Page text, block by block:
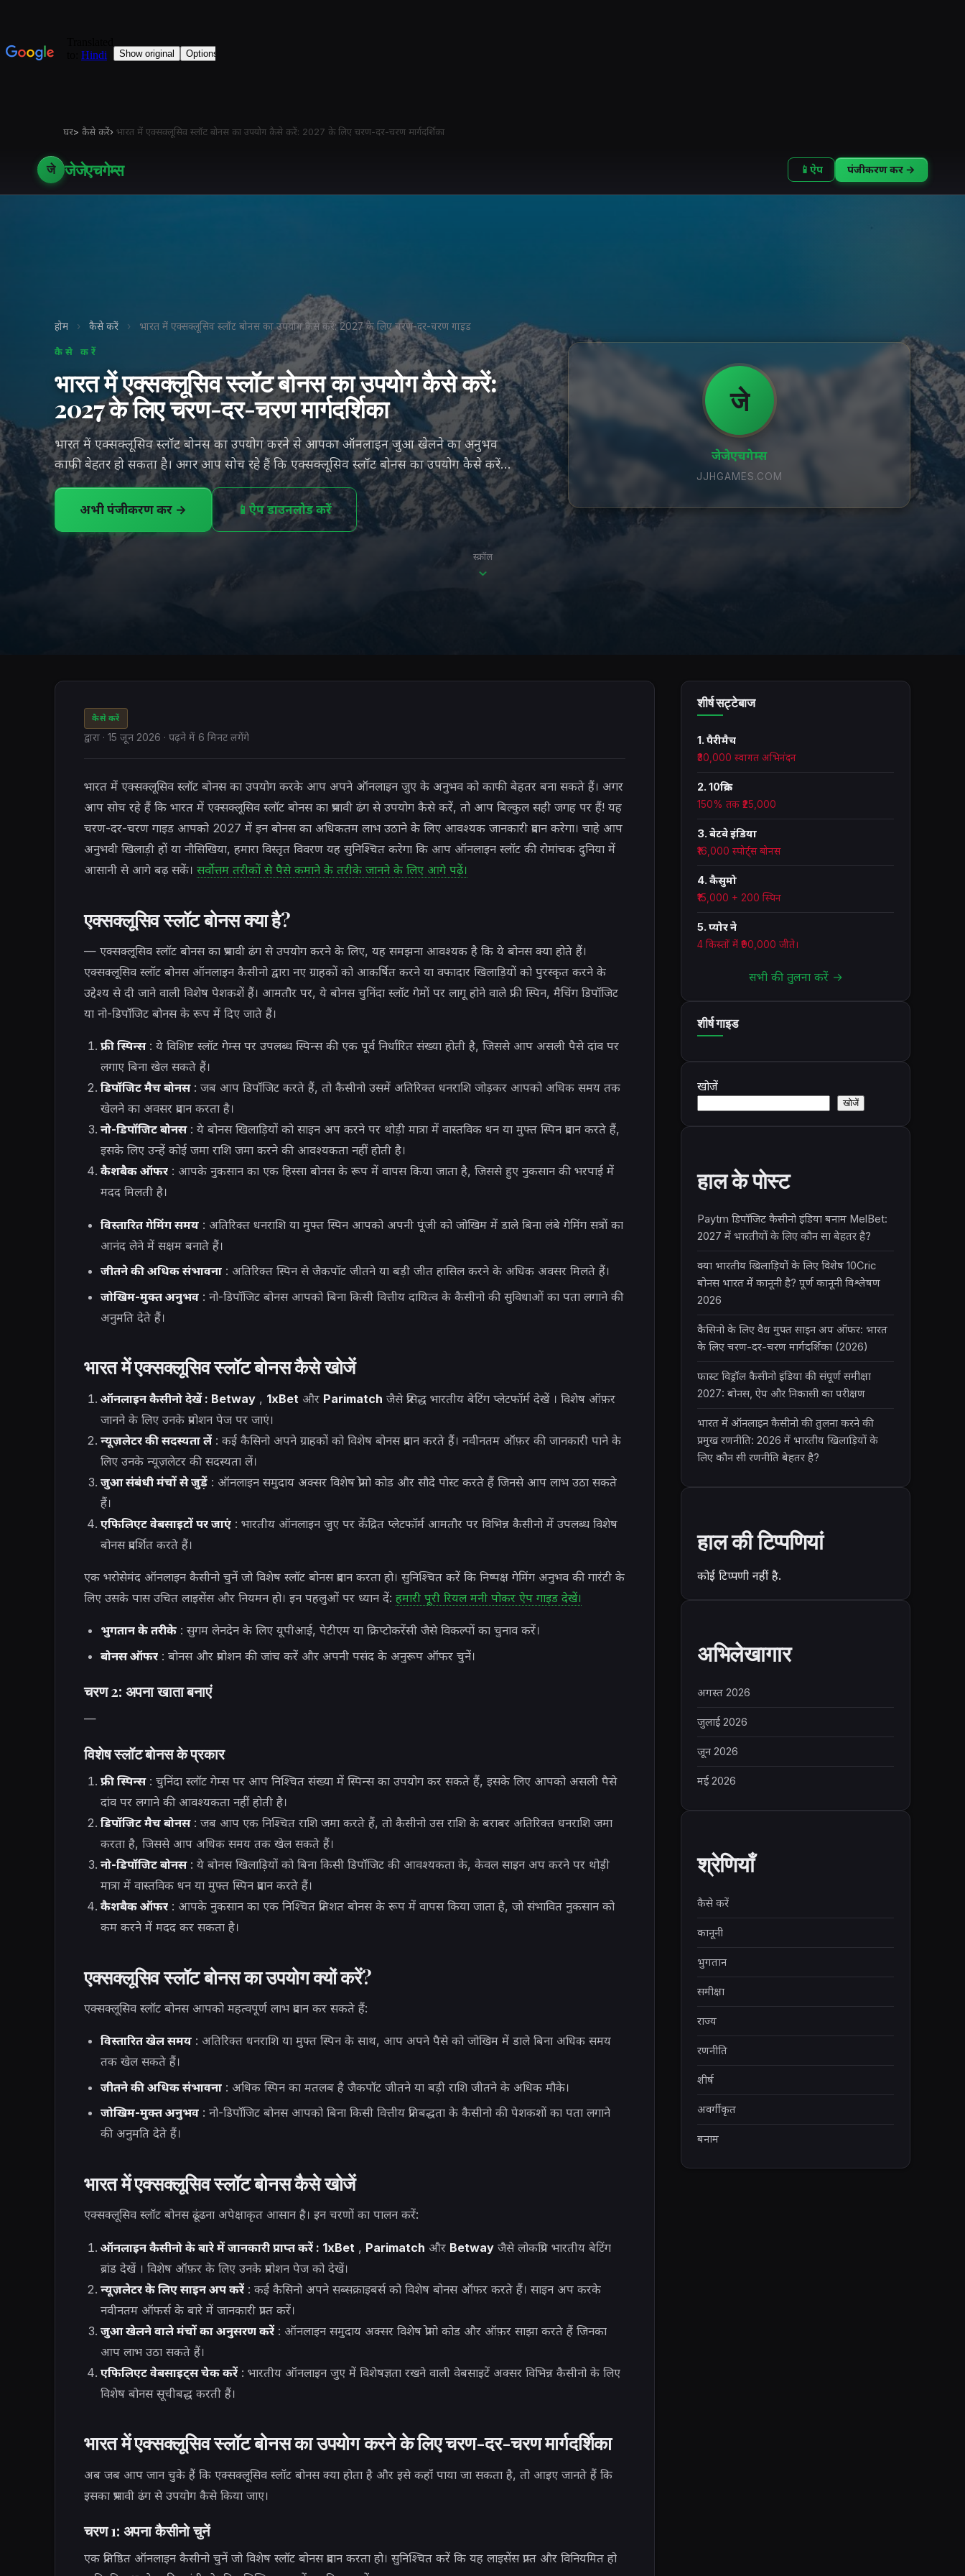
घर> कैसे करें› भारत में एक्सक्लूसिव स्लॉट बोनस का उपयोग कैसे करें: 2027 के लिए चरण-दर-चरण मार्गदर्शिका
जे जेजेएचगेम्स 📱 ऐप पंजीकरण करें →
होम › कैसे करें › भारत में एक्सक्लूसिव स्लॉट बोनस का उपयोग कैसे करें: 2027 के लिए चरण-दर-चरण गाइड
कैसे करें
भारत में एक्सक्लूसिव स्लॉट बोनस का उपयोग कैसे करें:
2027 के लिए चरण-दर-चरण मार्गदर्शिका
भारत में एक्सक्लूसिव स्लॉट बोनस का उपयोग करने से आपका ऑनलाइन जुआ खेलने का अनुभव
काफी बेहतर हो सकता है। अगर आप सोच रहे हैं कि एक्सक्लूसिव स्लॉट बोनस का उपयोग कैसे करें...
अभी पंजीकरण करें → 📱 ऐप डाउनलोड करें
जे
जेजेएचगेम्स
JJHGAMES.COM
स्क्रॉल
कैसे करें
द्वारा · 15 जून 2026 · पढ़ने में 6 मिनट लगेंगे
भारत में एक्सक्लूसिव स्लॉट बोनस का उपयोग करके आप अपने ऑनलाइन जुए के अनुभव को काफी बेहतर बना सकते हैं। अगर
आप सोच रहे हैं कि भारत में एक्सक्लूसिव स्लॉट बोनस का प्रभावी ढंग से उपयोग कैसे करें, तो आप बिल्कुल सही जगह पर हैं! यह
चरण-दर-चरण गाइड आपको 2027 में इन बोनस का अधिकतम लाभ उठाने के लिए आवश्यक जानकारी प्रदान करेगा। चाहे आप
अनुभवी खिलाड़ी हों या नौसिखिया, हमारा विस्तृत विवरण यह सुनिश्चित करेगा कि आप ऑनलाइन स्लॉट की रोमांचक दुनिया में
आसानी से आगे बढ़ सकें। सर्वोत्तम तरीकों से पैसे कमाने के तरीके जानने के लिए आगे पढ़ें।
एक्सक्लूसिव स्लॉट बोनस क्या है?
— एक्सक्लूसिव स्लॉट बोनस का प्रभावी ढंग से उपयोग करने के लिए, यह समझना आवश्यक है कि ये बोनस क्या होते हैं।
एक्सक्लूसिव स्लॉट बोनस ऑनलाइन कैसीनो द्वारा नए ग्राहकों को आकर्षित करने या वफादार खिलाड़ियों को पुरस्कृत करने के
उद्देश्य से दी जाने वाली विशेष पेशकशें हैं। आमतौर पर, ये बोनस चुनिंदा स्लॉट गेमों पर लागू होने वाले फ्री स्पिन, मैचिंग डिपॉजिट
या नो-डिपॉजिट बोनस के रूप में दिए जाते हैं।
फ्री स्पिन्स: ये विशिष्ट स्लॉट गेम्स पर उपलब्ध स्पिन्स की एक पूर्व निर्धारित संख्या होती है, जिससे आप असली पैसे दांव पर
लगाए बिना खेल सकते हैं।
डिपॉजिट मैच बोनस: जब आप डिपॉजिट करते हैं, तो कैसीनो उसमें अतिरिक्त धनराशि जोड़कर आपको अधिक समय तक
खेलने का अवसर प्रदान करता है।
नो-डिपॉजिट बोनस: ये बोनस खिलाड़ियों को साइन अप करने पर थोड़ी मात्रा में वास्तविक धन या मुफ्त स्पिन प्रदान करते हैं,
इसके लिए उन्हें कोई जमा राशि जमा करने की आवश्यकता नहीं होती है।
कैशबैक ऑफर: आपके नुकसान का एक हिस्सा बोनस के रूप में वापस किया जाता है, जिससे हुए नुकसान की भरपाई में
मदद मिलती है।
विस्तारित गेमिंग समय: अतिरिक्त धनराशि या मुफ्त स्पिन आपको अपनी पूंजी को जोखिम में डाले बिना लंबे गेमिंग सत्रों का
आनंद लेने में सक्षम बनाते हैं।
जीतने की अधिक संभावना: अतिरिक्त स्पिन से जैकपॉट जीतने या बड़ी जीत हासिल करने के अधिक अवसर मिलते हैं।
जोखिम-मुक्त अनुभव: नो-डिपॉजिट बोनस आपको बिना किसी वित्तीय दायित्व के कैसीनो की सुविधाओं का पता लगाने की
अनुमति देते हैं।
भारत में एक्सक्लूसिव स्लॉट बोनस कैसे खोजें
ऑनलाइन कैसीनो देखें : Betway, 1xBet और Parimatch जैसे प्रसिद्ध भारतीय बेटिंग प्लेटफॉर्म देखें । विशेष ऑफ़र
जानने के लिए उनके प्रमोशन पेज पर जाएं।
न्यूज़लेटर की सदस्यता लें: कई कैसिनो अपने ग्राहकों को विशेष बोनस प्रदान करते हैं। नवीनतम ऑफ़र की जानकारी पाने के
लिए उनके न्यूज़लेटर की सदस्यता लें।
जुआ संबंधी मंचों से जुड़ें: ऑनलाइन समुदाय अक्सर विशेष प्रोमो कोड और सौदे पोस्ट करते हैं जिनसे आप लाभ उठा सकते
हैं।
एफिलिएट वेबसाइटों पर जाएं: भारतीय ऑनलाइन जुए पर केंद्रित प्लेटफॉर्म आमतौर पर विभिन्न कैसीनो में उपलब्ध विशेष
बोनस प्रदर्शित करते हैं।
एक भरोसेमंद ऑनलाइन कैसीनो चुनें जो विशेष स्लॉट बोनस प्रदान करता हो। सुनिश्चित करें कि निष्पक्ष गेमिंग अनुभव की गारंटी के
लिए उसके पास उचित लाइसेंस और नियमन हो। इन पहलुओं पर ध्यान दें: हमारी पूरी रियल मनी पोकर ऐप गाइड देखें।
भुगतान के तरीके: सुगम लेनदेन के लिए यूपीआई, पेटीएम या क्रिप्टोकरेंसी जैसे विकल्पों का चुनाव करें।
बोनस ऑफर: बोनस और प्रमोशन की जांच करें और अपनी पसंद के अनुरूप ऑफर चुनें।
चरण 2: अपना खाता बनाएं
—
विशेष स्लॉट बोनस के प्रकार
फ्री स्पिन्स: चुनिंदा स्लॉट गेम्स पर आप निश्चित संख्या में स्पिन्स का उपयोग कर सकते हैं, इसके लिए आपको असली पैसे
दांव पर लगाने की आवश्यकता नहीं होती है।
डिपॉजिट मैच बोनस: जब आप एक निश्चित राशि जमा करते हैं, तो कैसीनो उस राशि के बराबर अतिरिक्त धनराशि जमा
करता है, जिससे आप अधिक समय तक खेल सकते हैं।
नो-डिपॉजिट बोनस: ये बोनस खिलाड़ियों को बिना किसी डिपॉजिट की आवश्यकता के, केवल साइन अप करने पर थोड़ी
मात्रा में वास्तविक धन या मुफ्त स्पिन प्रदान करते हैं।
कैशबैक ऑफर: आपके नुकसान का एक निश्चित प्रतिशत बोनस के रूप में वापस किया जाता है, जो संभावित नुकसान को
कम करने में मदद कर सकता है।
एक्सक्लूसिव स्लॉट बोनस का उपयोग क्यों करें?
एक्सक्लूसिव स्लॉट बोनस आपको महत्वपूर्ण लाभ प्रदान कर सकते हैं:
विस्तारित खेल समय: अतिरिक्त धनराशि या मुफ्त स्पिन के साथ, आप अपने पैसे को जोखिम में डाले बिना अधिक समय
तक खेल सकते हैं।
जीतने की अधिक संभावना: अधिक स्पिन का मतलब है जैकपॉट जीतने या बड़ी राशि जीतने के अधिक मौके।
जोखिम-मुक्त अनुभव: नो-डिपॉजिट बोनस आपको बिना किसी वित्तीय प्रतिबद्धता के कैसीनो की पेशकशों का पता लगाने
की अनुमति देते हैं।
भारत में एक्सक्लूसिव स्लॉट बोनस कैसे खोजें
एक्सक्लूसिव स्लॉट बोनस ढूंढना अपेक्षाकृत आसान है। इन चरणों का पालन करें:
ऑनलाइन कैसीनो के बारे में जानकारी प्राप्त करें : 1xBet , Parimatch और Betwayजैसे लोकप्रिय भारतीय बेटिंग
ब्रांड देखें । विशेष ऑफ़र के लिए उनके प्रमोशन पेज को देखें।
न्यूज़लेटर के लिए साइन अप करें: कई कैसिनो अपने सब्सक्राइबर्स को विशेष बोनस ऑफर करते हैं। साइन अप करके
नवीनतम ऑफर्स के बारे में जानकारी प्राप्त करें।
जुआ खेलने वाले मंचों का अनुसरण करें: ऑनलाइन समुदाय अक्सर विशेष प्रोमो कोड और ऑफ़र साझा करते हैं जिनका
आप लाभ उठा सकते हैं।
एफिलिएट वेबसाइट्स चेक करें: भारतीय ऑनलाइन जुए में विशेषज्ञता रखने वाली वेबसाइटें अक्सर विभिन्न कैसीनो के लिए
विशेष बोनस सूचीबद्ध करती हैं।
भारत में एक्सक्लूसिव स्लॉट बोनस का उपयोग करने के लिए चरण-दर-चरण मार्गदर्शिका
अब जब आप जान चुके हैं कि एक्सक्लूसिव स्लॉट बोनस क्या होता है और इसे कहाँ पाया जा सकता है, तो आइए जानते हैं कि
इसका प्रभावी ढंग से उपयोग कैसे किया जाए।
चरण 1: अपना कैसीनो चुनें
एक प्रतिष्ठित ऑनलाइन कैसीनो चुनें जो विशेष स्लॉट बोनस प्रदान करता हो। सुनिश्चित करें कि यह लाइसेंस प्राप्त और विनियमित हो
शीर्ष सट्टेबाज
1. पैरीमैच
₹30,000 स्वागत अभिनंदन
2. 10क्रिक
150% तक ₹25,000
3. बेटवे इंडिया
₹16,000 स्पोर्ट्स बोनस
4. कैसुमो
₹15,000 + 200 स्पिन
5. प्योर ने
4 किस्तों में ₹90,000 जीते।
सभी की तुलना करें →
शीर्ष गाइड
खोजें
खोजें
हाल के पोस्ट
Paytm डिपॉजिट कैसीनो इंडिया बनाम MelBet:
2027 में भारतीयों के लिए कौन सा बेहतर है?
क्या भारतीय खिलाड़ियों के लिए विशेष 10Cric
बोनस भारत में कानूनी है? पूर्ण कानूनी विश्लेषण
2026
कैसिनो के लिए वैध मुफ्त साइन अप ऑफर: भारत
के लिए चरण-दर-चरण मार्गदर्शिका (2026)
फास्ट विड्रॉल कैसीनो इंडिया की संपूर्ण समीक्षा
2027: बोनस, ऐप और निकासी का परीक्षण
भारत में ऑनलाइन कैसीनो की तुलना करने की
प्रमुख रणनीति: 2026 में भारतीय खिलाड़ियों के
लिए कौन सी रणनीति बेहतर है?
हाल की टिप्पणियां
कोई टिप्पणी नहीं है.
अभिलेखागार
अगस्त 2026
जुलाई 2026
जून 2026
मई 2026
श्रेणियाँ
कैसे करें
कानूनी
भुगतान
समीक्षा
राज्य
रणनीति
शीर्ष
अवर्गीकृत
बनाम